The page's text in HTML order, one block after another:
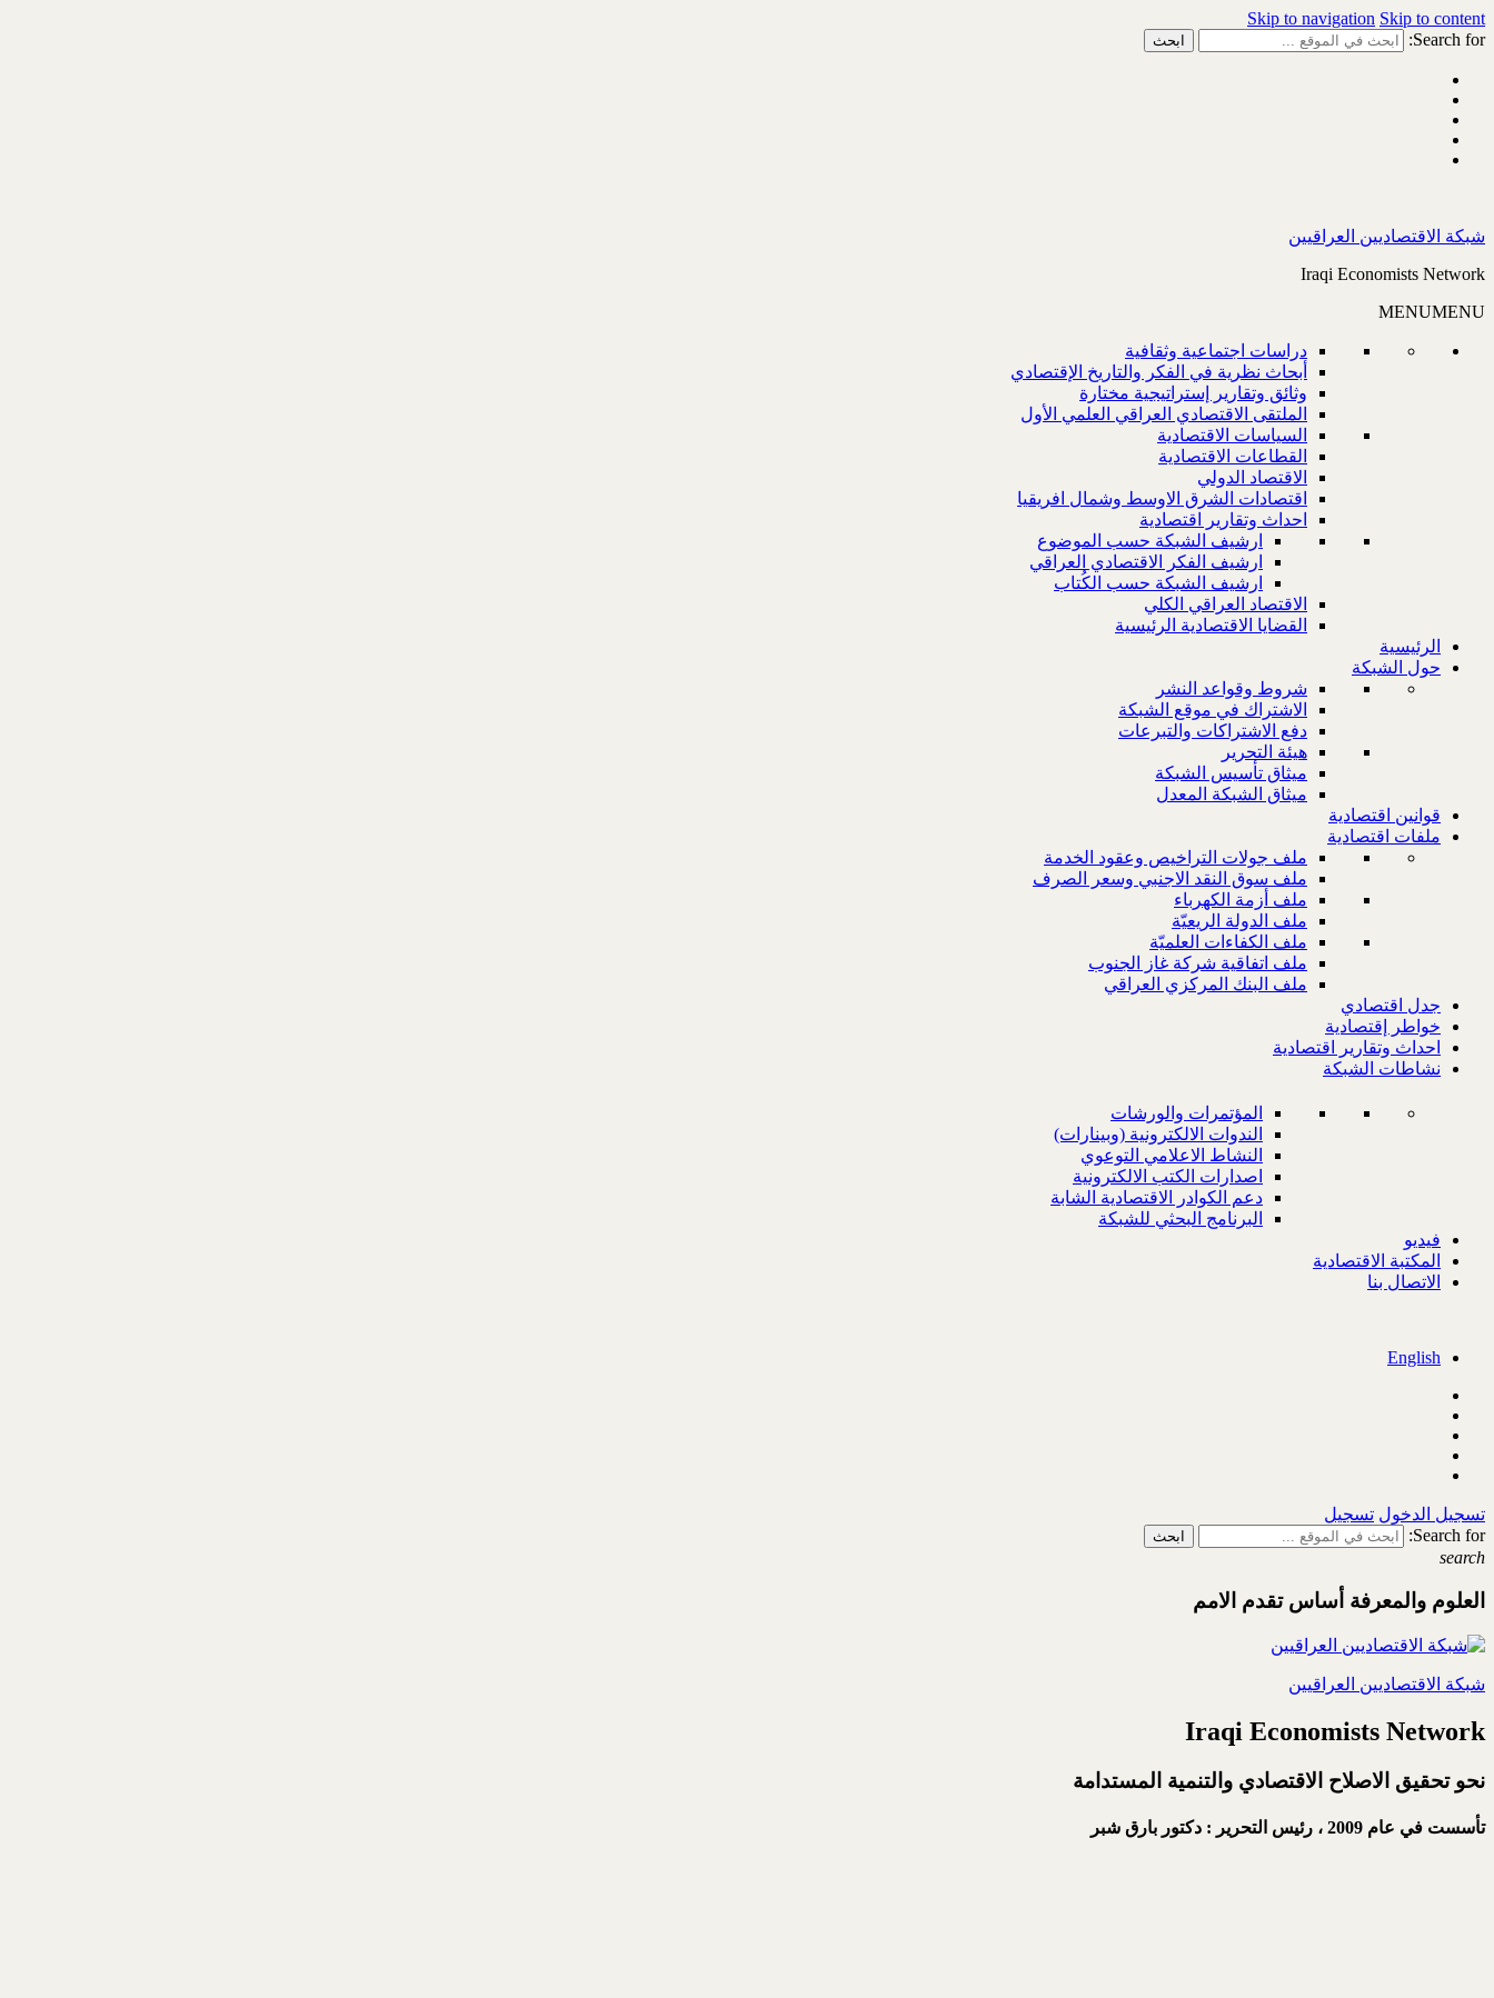
Skip to navigation Skip to content
Search for:
شبكة الاقتصاديين العراقيين
Iraqi Economists Network
MENUMENU
دراسات اجتماعية وثقافية
أبحاث نظرية في الفكر والتاريخ الإقتصادي
وثائق وتقارير إستراتيجية مختارة
الملتقى الاقتصادي العراقي العلمي الأول
السياسات الاقتصادية
القطاعات الاقتصادية
الاقتصاد الدولي
اقتصادات الشرق الاوسط وشمال افريقيا
احداث وتقارير اقتصادية
ارشيف الشبكة حسب الموضوع
ارشيف الفكر الاقتصادي العراقي
ارشيف الشبكة حسب الكُتاب
الاقتصاد العراقي الكلي
القضايا الاقتصادية الرئيسية
الرئيسية
حول الشبكة
شروط وقواعد النشر
الاشتراك في موقع الشبكة
دفع الاشتراكات والتبرعات
هيئة التحرير
ميثاق تأسيس الشبكة
ميثاق الشبكة المعدل
قوانين اقتصادية
ملفات اقتصادية
ملف جولات التراخيص وعقود الخدمة
ملف سوق النقد الاجنبي وسعر الصرف
ملف أزمة الكهرباء
ملف الدولة الريعيّة
ملف الكفاءات العلميّة
ملف اتفاقية شركة غاز الجنوب
ملف البنك المركزي العراقي
جدل اقتصادي
خواطر إقتصادية
احداث وتقارير اقتصادية
نشاطات الشبكة
المؤتمرات والورشات
الندوات الالكترونية (وبينارات)
النشاط الاعلامي التوعوي
اصدارات الكتب الالكترونية
دعم الكوادر الاقتصادية الشابة
البرنامج البحثي للشبكة
فيديو
المكتبة الاقتصادية
الاتصال بنا
English
تسجيل الدخول تسجيل
Search for:
search
العلوم والمعرفة أساس تقدم الامم
شبكة الاقتصاديين العراقيين
Iraqi Economists Network
نحو تحقيق الاصلاح الاقتصادي والتنمية المستدامة
تأسست في عام 2009 ، رئيس التحرير : دكتور بارق شبر